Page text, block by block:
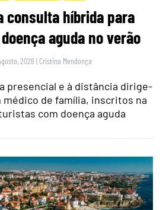
consulta híbrida para
aguda no verão
2026 | Cristina Mendonça
presencial e à distância dirige-
médico de família, inscritos na
com doença aguda